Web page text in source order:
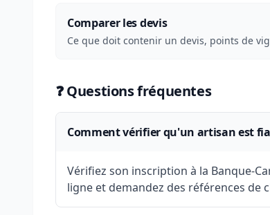
Comparer les devis
Ce que doit contenir un devis, points de
❓ Questions fréquentes
Comment vérifier qu'un artisan est
Vérifiez son inscription à la Banque-
ligne et demandez des références de